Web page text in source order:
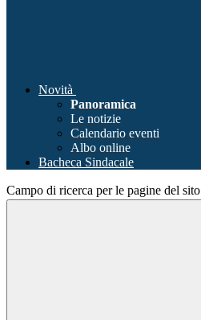
Novità
Panoramica
Le notizie
Calendario eventi
Albo online
Bacheca Sindacale
Campo di ricerca per le pagine del sito